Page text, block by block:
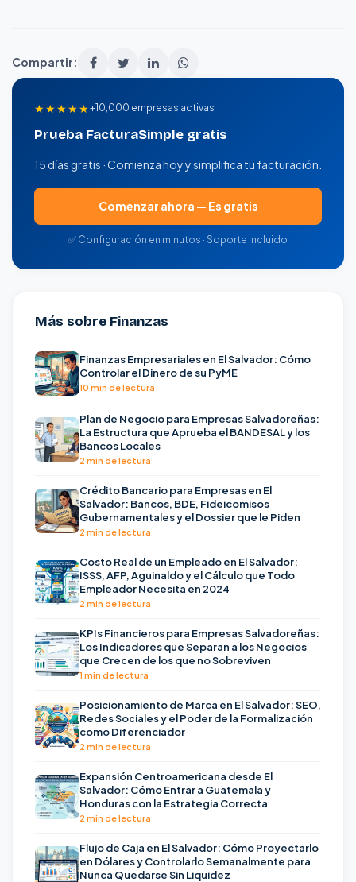
Compartir:
★★★★★+10,000 empresas activas
Prueba FacturaSimple gratis
15 días gratis · Comienza hoy y simplifica tu facturación.
Comenzar ahora — Es gratis
✅ Configuración en minutos · Soporte incluido
Más sobre Finanzas
Finanzas Empresariales en El Salvador: Cómo
Controlar el Dinero de su PyME
10 min de lectura
Plan de Negocio para Empresas Salvadoreñas:
La Estructura que Aprueba el BANDESAL y los
Bancos Locales
2 min de lectura
Crédito Bancario para Empresas en El
Salvador: Bancos, BDE, Fideicomisos
Gubernamentales y el Dossier que le Piden
2 min de lectura
Costo Real de un Empleado en El Salvador:
ISSS, AFP, Aguinaldo y el Cálculo que Todo
Empleador Necesita en 2024
2 min de lectura
KPIs Financieros para Empresas Salvadoreñas:
Los Indicadores que Separan a los Negocios
que Crecen de los que no Sobreviven
1 min de lectura
Posicionamiento de Marca en El Salvador: SEO,
Redes Sociales y el Poder de la Formalización
como Diferenciador
2 min de lectura
Expansión Centroamericana desde El
Salvador: Cómo Entrar a Guatemala y
Honduras con la Estrategia Correcta
2 min de lectura
Flujo de Caja en El Salvador: Cómo Proyectarlo
en Dólares y Controlarlo Semanalmente para
Nunca Quedarse Sin Liquidez